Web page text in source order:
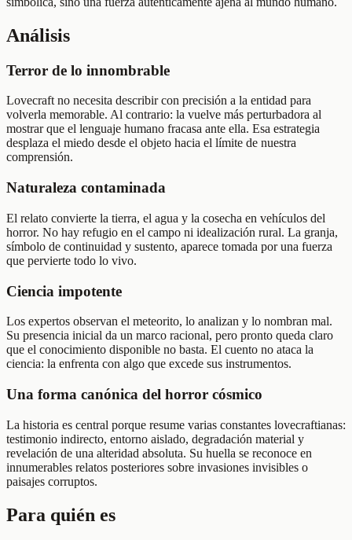
Análisis
Terror de lo innombrable
Lovecraft no necesita describir con precisión a la entidad para
volverla memorable. Al contrario: la vuelve más perturbadora al
mostrar que el lenguaje humano fracasa ante ella. Esa estrategia
desplaza el miedo desde el objeto hacia el límite de nuestra
comprensión.
Naturaleza contaminada
El relato convierte la tierra, el agua y la cosecha en vehículos del
horror. No hay refugio en el campo ni idealización rural. La granja,
símbolo de continuidad y sustento, aparece tomada por una fuerza
que pervierte todo lo vivo.
Ciencia impotente
Los expertos observan el meteorito, lo analizan y lo nombran mal.
Su presencia inicial da un marco racional, pero pronto queda claro
que el conocimiento disponible no basta. El cuento no ataca la
ciencia: la enfrenta con algo que excede sus instrumentos.
Una forma canónica del horror cósmico
La historia es central porque resume varias constantes lovecraftianas:
testimonio indirecto, entorno aislado, degradación material y
revelación de una alteridad absoluta. Su huella se reconoce en
innumerables relatos posteriores sobre invasiones invisibles o
paisajes corruptos.
Para quién es